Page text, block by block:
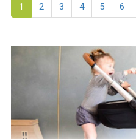
1 2 3 4 5 6